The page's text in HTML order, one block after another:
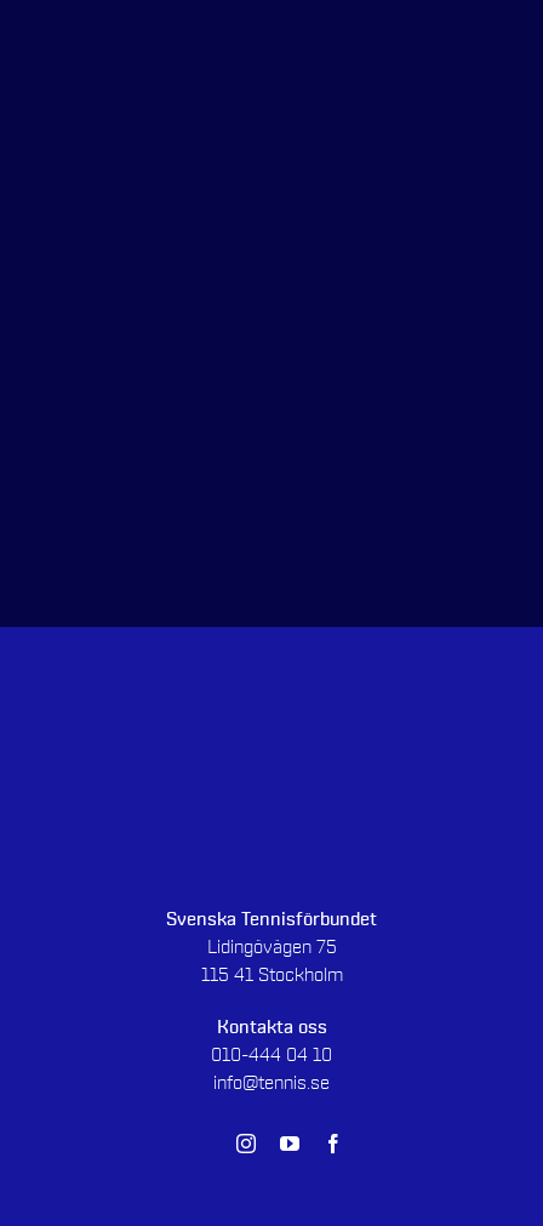
Svenska Tennisförbundet
Lidingövägen 75
115 41 Stockholm
Kontakta oss
010-444 04 10
info@tennis.se